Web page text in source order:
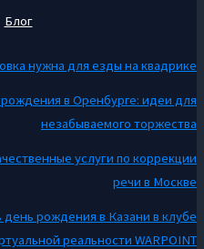
Блог
нужна для езды на квадрике
в Оренбурге: идеи для
незабываемого торжества
услуги по коррекции
речи в Москве
день рождения в Казани в клубе
реальности WARPOINT